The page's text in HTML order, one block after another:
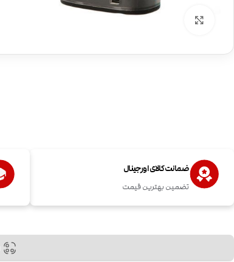
ضمانت کالای اورجینال
تضمین بهترین قیمت